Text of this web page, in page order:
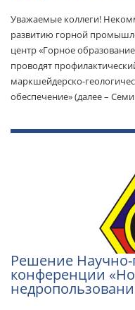
Уважаемые коллеги!
развитию горной
центр «Горное
проводят
маркшейдерско-
обеспечение» (далее –
Решение Научно-
конференции